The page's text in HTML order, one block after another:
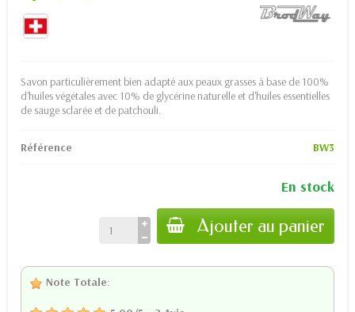
Savon particulièrement bien adapté aux peaux grasses à base de 100%
d'huiles végétales avec 10% de glycérine naturelle et d'huiles essentielles
de sauge sclarée et de patchouli.
Référence BW3
En stock
Ajouter au panier
Note Totale: